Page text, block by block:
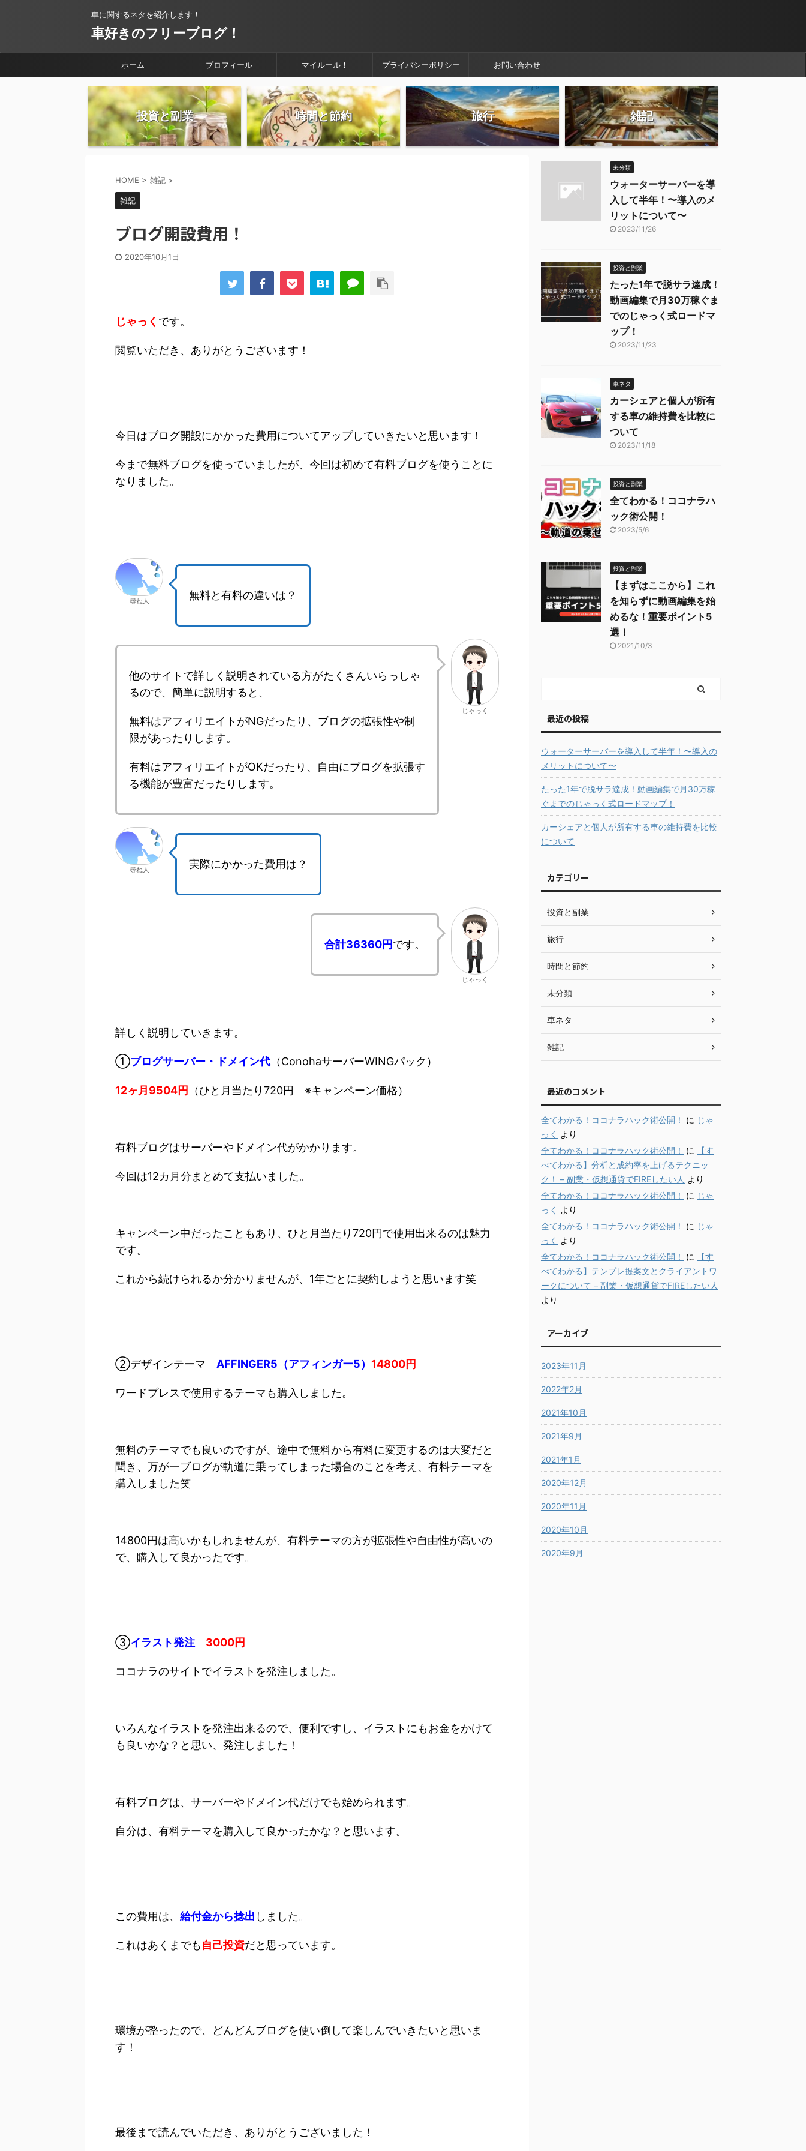
車に関するネタを紹介します！
車好きのフリーブログ！
ホーム プロフィール マイルール！ プライバシーポリシー お問い合わせ
投資と副業 時間と節約 旅行 雑記
HOME > 雑記 >
雑記
ブログ開設費用！
2020年10月1日
じゃっく です。
閲覧いただき、ありがとうございます！
今日はブログ開設にかかった費用についてアップしていきたいと思います！
今まで無料ブログを使っていましたが、今回は初めて有料ブログを使うことに
なりました。
尋ね人 無料と有料の違いは？
他のサイトで詳しく説明されている方がたくさんいらっしゃ
るので、簡単に説明すると、
無料はアフィリエイトがNGだったり、ブログの拡張性や制
限があったりします。
有料はアフィリエイトがOKだったり、自由にブログを拡張す
る機能が豊富だったりします。
じゃっく
尋ね人 実際にかかった費用は？
合計36360円です。
じゃっく
詳しく説明していきます。
①ブログサーバー・ドメイン代 （ConohaサーバーWINGパック）
12ヶ月9504円 （ひと月当たり720円 ※キャンペーン価格）
有料ブログはサーバーやドメイン代がかかります。
今回は12カ月分まとめて支払いました。
キャンペーン中だったこともあり、ひと月当たり720円で使用出来るのは魅力
です。
これから続けられるか分かりませんが、1年ごとに契約しようと思います笑
②デザインテーマ AFFINGER5（アフィンガー5） 14800円
ワードプレスで使用するテーマも購入しました。
無料のテーマでも良いのですが、途中で無料から有料に変更するのは大変だと
聞き、万が一ブログが軌道に乗ってしまった場合のことを考え、有料テーマを
購入しました笑
14800円は高いかもしれませんが、有料テーマの方が拡張性や自由性が高いの
で、購入して良かったです。
③イラスト発注 3000円
ココナラのサイトでイラストを発注しました。
いろんなイラストを発注出来るので、便利ですし、イラストにもお金をかけて
も良いかな？と思い、発注しました！
有料ブログは、サーバーやドメイン代だけでも始められます。
自分は、有料テーマを購入して良かったかな？と思います。
この費用は、 給付金から捻出 しました。
これはあくまでも自己投資だと思っています。
環境が整ったので、どんどんブログを使い倒して楽しんでいきたいと思いま
す！
最後まで読んでいただき、ありがとうございました！
未分類
ウォーターサーバーを導
入して半年！〜導入のメ
リットについて〜
2023/11/26
投資と副業
たった1年で脱サラ達成！
動画編集で月30万稼ぐま
でのじゃっく式ロードマ
ップ！
2023/11/23
車ネタ
カーシェアと個人が所有
する車の維持費を比較に
ついて
2023/11/18
投資と副業
全てわかる！ココナラハ
ック術公開！
2023/5/6
投資と副業
【まずはここから】これ
を知らずに動画編集を始
めるな！重要ポイント5
選！
2021/10/3
最近の投稿
ウォーターサーバーを導入して半年！〜導入の
メリットについて〜
たった1年で脱サラ達成！動画編集で月30万稼
ぐまでのじゃっく式ロードマップ！
カーシェアと個人が所有する車の維持費を比較
について
カテゴリー
投資と副業
旅行
時間と節約
未分類
車ネタ
雑記
最近のコメント
全てわかる！ココナラハック術公開！ に じゃ
っく
より
全てわかる！ココナラハック術公開！
に
【す
べてわかる】分析と成約率を上げるテクニッ
ク！ – 副業・仮想通貨でFIREしたい人 より
全てわかる！ココナラハック術公開！
に じゃ
っく
より
全てわかる！ココナラハック術公開！
に じゃ
っく
より
全てわかる！ココナラハック術公開！
に
【す
べてわかる】テンプレ提案文とクライアントワ
ークについて – 副業・仮想通貨でFIREしたい人
より
アーカイブ
2023年11月
2022年2月
2021年10月
2021年9月
2021年1月
2020年12月
2020年11月
2020年10月
2020年9月